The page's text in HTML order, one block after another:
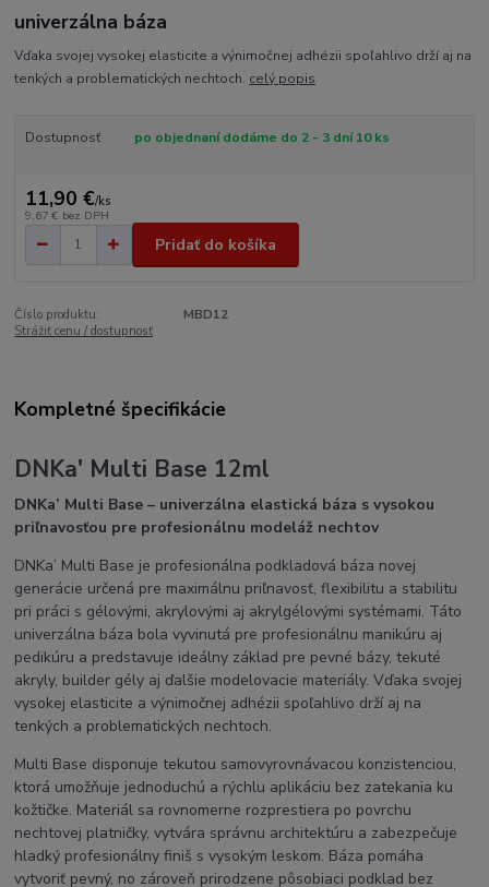
univerzálna báza
Vďaka svojej vysokej elasticite a výnimočnej adhézii spoľahlivo drží aj na
tenkých a problematických nechtoch. celý popis
Dostupnosť po objednaní dodáme do 2 - 3 dní 10 ks
11,90 €/ks
9,67 € bez DPH
Pridať do košíka
Číslo produktu:
MBD12
Strážiť cenu / dostupnosť
Kompletné špecifikácie
DNKa' Multi Base 12ml
DNKa’ Multi Base – univerzálna elastická báza s vysokou
priľnavosťou pre profesionálnu modeláž nechtov
DNKa’ Multi Base je profesionálna podkladová báza novej
generácie určená pre maximálnu priľnavosť, flexibilitu a stabilitu
pri práci s gélovými, akrylovými aj akrylgélovými systémami. Táto
univerzálna báza bola vyvinutá pre profesionálnu manikúru aj
pedikúru a predstavuje ideálny základ pre pevné bázy, tekuté
akryly, builder gély aj ďalšie modelovacie materiály. Vďaka svojej
vysokej elasticite a výnimočnej adhézii spoľahlivo drží aj na
tenkých a problematických nechtoch.
Multi Base disponuje tekutou samovyrovnávacou konzistenciou,
ktorá umožňuje jednoduchú a rýchlu aplikáciu bez zatekania ku
kožtičke. Materiál sa rovnomerne rozprestiera po povrchu
nechtovej platničky, vytvára správnu architektúru a zabezpečuje
hladký profesionálny finiš s vysokým leskom. Báza pomáha
vytvoriť pevný, no zároveň prirodzene pôsobiaci podklad bez